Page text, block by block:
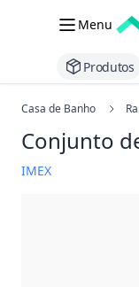
Menu
Produtos
Casa de Banho
Conjunto
IMEX